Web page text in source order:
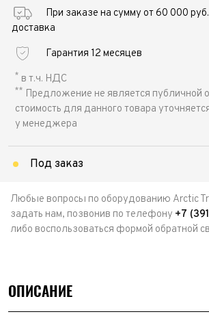
При заказе на сумму от 60 000
доставка
Гарантия 12 месяцев
* в т.ч. НДС
** Предложение не является публичной
стоимость для данного товара
у менеджера
Под заказ
Любые вопросы по оборудованию Arctic
задать нам, позвонив по телефону +7
либо воспользоваться формой обратной
ОПИСАНИЕ